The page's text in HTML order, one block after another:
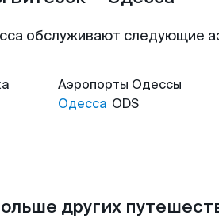
обслуживают следующие
Аэропорты Одессы
Одесса ODS
других